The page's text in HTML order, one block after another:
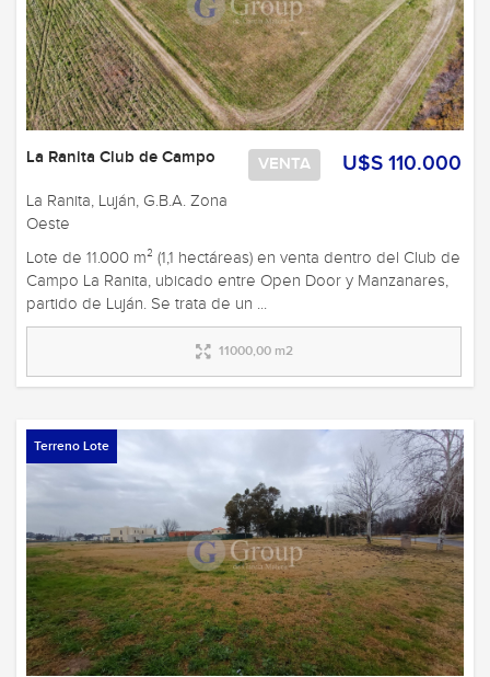
U$S 110.000
VENTA
La Ranita Club de Campo
La Ranita, Luján, G.B.A. Zona
Oeste
Lote de 11.000 m² (1,1 hectáreas) en venta dentro del Club de
Campo La Ranita, ubicado entre Open Door y Manzanares,
partido de Luján. Se trata de un ...
11000,00 m2
Terreno Lote